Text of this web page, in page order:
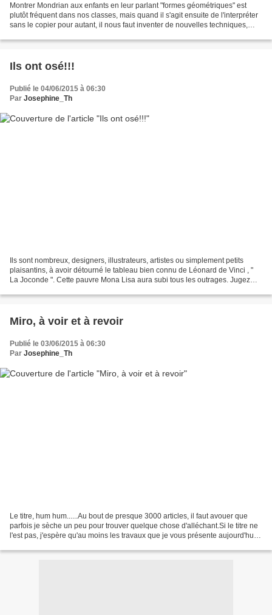
Montrer Mondrian aux enfants en leur parlant "formes géométriques" est
plutôt fréquent dans nos classes, mais quand il s'agit ensuite de l'interpréter
sans le copier pour autant, il nous faut inventer de nouvelles techniques,
Ils ont osé!!!
Publié le 04/06/2015 à 06:30
Par Josephine_Th
Ils sont nombreux, designers, illustrateurs, artistes ou simplement petits
plaisantins, à avoir détourné le tableau bien connu de Léonard de Vinci , "
La Joconde ". Cette pauvre Mona Lisa aura subi tous les outrages. Jugez
Miro, à voir et à revoir
Publié le 03/06/2015 à 06:30
Par Josephine_Th
Le titre, hum hum......Au bout de presque 3000 articles, il faut avouer que
parfois je sèche un peu pour trouver quelque chose d'alléchant.Si le titre ne
l'est pas, j'espère qu'au moins les travaux que je vous présente aujourd'hui